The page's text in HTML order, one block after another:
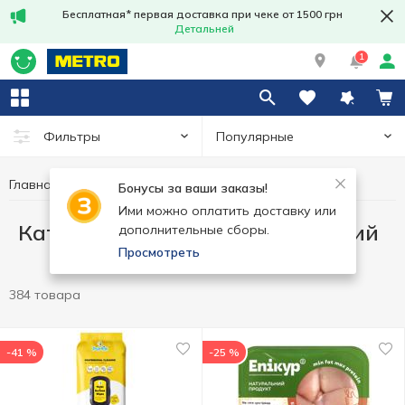
Бесплатная* первая доставка при чеке от 1500 грн
Детальней
1
Фильтры Популярные
Бонусы за ваши заказы!
Ими можно оплатить доставку или
дополнительные сборы.
Просмотреть
Главная Каталог Выгодных предложений
Каталог Выгодных предложений
384 товара
-41 % -25 %